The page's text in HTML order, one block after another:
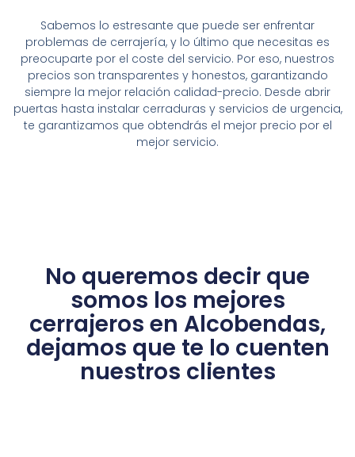
Sabemos lo estresante que puede ser enfrentar
problemas de cerrajería, y lo último que necesitas es
preocuparte por el coste del servicio. Por eso, nuestros
precios son transparentes y honestos, garantizando
siempre la mejor relación calidad-precio. Desde abrir
puertas hasta instalar cerraduras y servicios de urgencia,
te garantizamos que obtendrás el mejor precio por el
mejor servicio.
No queremos decir que
somos los mejores
cerrajeros en Alcobendas,
dejamos que te lo cuenten
nuestros clientes​